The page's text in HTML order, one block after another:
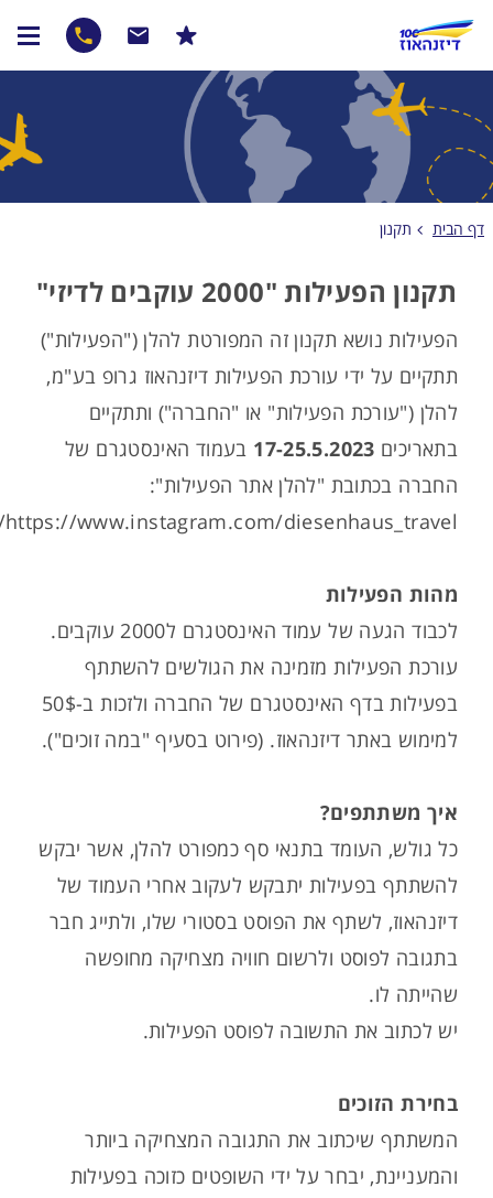
דף הבית תקנון
תקנון הפעילות "2000 עוקבים לדיזי"
הפעילות נושא תקנון זה המפורטת להלן ("הפעילות")
תתקיים על ידי עורכת הפעילות דיזנהאוז גרופ בע"מ,
להלן ("עורכת הפעילות" או "החברה") ותתקיים
בתאריכים 17-25.5.2023 בעמוד האינסטגרם של
החברה בכתובת "להלן אתר הפעילות":
https://www.instagram.com/diesenhaus_travel/
מהות הפעילות
לכבוד הגעה של עמוד האינסטגרם ל2000 עוקבים.
עורכת הפעילות מזמינה את הגולשים להשתתף
בפעילות בדף האינסטגרם של החברה ולזכות ב-50$
למימוש באתר דיזנהאוז. (פירוט בסעיף "במה זוכים").
איך משתתפים?
כל גולש, העומד בתנאי סף כמפורט להלן, אשר יבקש
להשתתף בפעילות יתבקש לעקוב אחרי העמוד של
דיזנהאוז, לשתף את הפוסט בסטורי שלו, ולתייג חבר
בתגובה לפוסט ולרשום חוויה מצחיקה מחופשה
שהייתה לו.
יש לכתוב את התשובה לפוסט הפעילות.
בחירת הזוכים
המשתתף שיכתוב את התגובה המצחיקה ביותר
והמעניינת, יבחר על ידי השופטים כזוכה בפעילות